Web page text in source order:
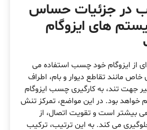
جزئیات حساس
های ایزوگام
ای از ایزوگام خود چسب استفاده می
مانند تقاطع دیوار و بام، اطراف
جهت تند، به کارگیری چسب ایزوگام
خواهد بود. در این مواضع، تمرکز تنش
بیشتر است و تقویت اتصال، از
می کند. به این ترتیب، ترکیب